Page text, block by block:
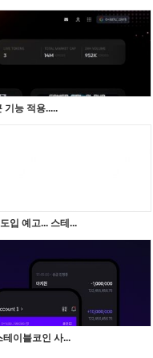
기능 적용.....
입 예고... 스테...
이블코인 사...